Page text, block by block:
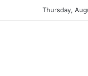
Thursday,